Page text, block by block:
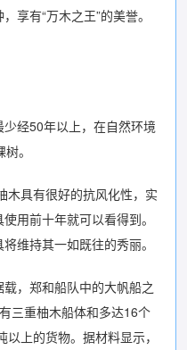
享有“万木之王”的美誉。
经50年以上，在自然环境
。
具有很好的抗风化性，实
用前十年就可以看得到。
维持其一如既往的秀丽。
，郑和船队中的大帆船之
三重柚木船体和多达16个
上的货物。据材料显示，